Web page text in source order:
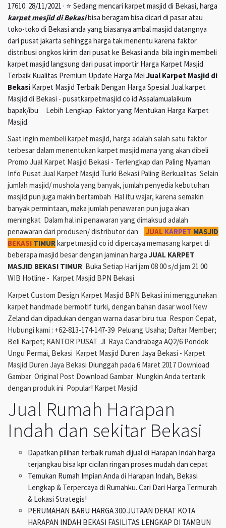
17610 28/11/2021 · ⭐ Sedang mencari karpet masjid di Bekasi, harga
karpet mesjid di Bekasibisa beragam bisa dicari di pasar atau
toko-toko di Bekasi anda yang biasanya ambal masjid datangnya
dari pusat jakarta sehingga harga tak menentu karena faktor
distribusi ongkos kirim dari pusat ke Bekasi anda bila ingin membeli
karpet masjid langsung dari pusat importir Harga Karpet Masjid
Terbaik Kualitas Premium Update Harga Mei Jual Karpet Masjid di
Bekasi Karpet Masjid Terbaik Dengan Harga Spesial Jual karpet
Masjid di Bekasi - pusatkarpetmasjid co id Assalamualaikum
bapak/ibu Lebih Lengkap Faktor yang Mentukan Harga Karpet
Masjid.
Saat ingin membeli karpet masjid, harga adalah salah satu faktor
terbesar dalam menentukan karpet masjid mana yang akan dibeli
Promo Jual Karpet Masjid Bekasi - Terlengkap dan Paling Nyaman
Info Pusat Jual Karpet Masjid Turki Bekasi Paling Berkualitas Selain
jumlah masjid/ mushola yang banyak, jumlah penyedia kebutuhan
masjid pun juga makin bertambah Hal itu wajar, karena semakin
banyak permintaan, maka jumlah penawaran pun juga akan
meningkat Dalam hal ini penawaran yang dimaksud adalah
penawaran dari produsen/ distributor dan
JUAL KARPET MASJID
BEKASI TIMURkarpetmasjid co id dipercaya memasang karpet di
beberapa masjid besar dengan jaminan harga JUAL KARPET
MASJID BEKASI TIMUR Buka Setiap Hari jam 08 00 s/d jam 21 00
WIB Hotline - Karpet Masjid BPN Bekasi.
Karpet Custom Design Karpet Masjid BPN Bekasi ini menggunakan
karpet handmade bermotif turki, dengan bahan dasar wool New
Zeland dan dipadukan dengan warna dasar biru tua Respon Cepat,
Hubungi kami : +62-813-174-147-39 Peluang Usaha; Daftar Member;
Beli Karpet; KANTOR PUSAT Jl Raya Candrabaga AQ2/6 Pondok
Ungu Permai, Bekasi Karpet Masjid Duren Jaya Bekasi - Karpet
Masjid Duren Jaya Bekasi Diunggah pada 6 Maret 2017 Download
Gambar Original Post Download Gambar Mungkin Anda tertarik
dengan produk ini Popular! Karpet Masjid
Jual Rumah Harapan
Indah dan sekitar Bekasi
Dapatkan pilihan terbaik rumah dijual di Harapan Indah harga
terjangkau bisa kpr cicilan ringan proses mudah dan cepat
Temukan Rumah Impian Anda di Harapan Indah, Bekasi
Lengkap & Terpercaya di Rumahku. Cari Dari Harga Termurah
& Lokasi Strategis!
PERUMAHAN BARU HARGA 300 JUTAAN DEKAT KOTA
HARAPAN INDAH BEKASI FASILITAS LENGKAP DI TAMBUN